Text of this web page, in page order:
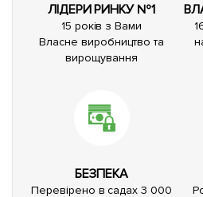
ЛІДЕРИ РИНКУ №1
15 років з Вами
Власне виробництво та
вирощування
БЕЗПЕКА
Перевірено в садах 3 000